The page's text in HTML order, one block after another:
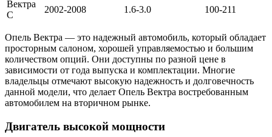
Вектра
C
2002-2008 1.6-3.0 100-211
Опель Вектра — это надежный автомобиль, который обладает
просторным салоном, хорошей управляемостью и большим
количеством опций. Они доступны по разной цене в
зависимости от года выпуска и комплектации. Многие
владельцы отмечают высокую надежность и долговечность
данной модели, что делает Опель Вектра востребованным
автомобилем на вторичном рынке.
Двигатель высокой мощности